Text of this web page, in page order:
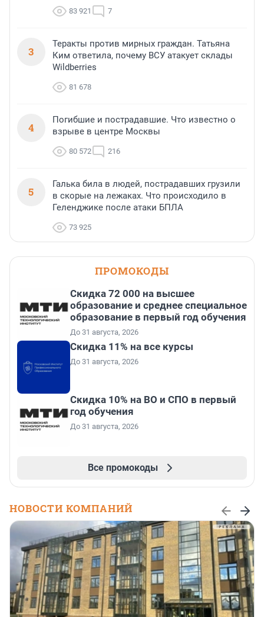
83 921 7
3
Теракты против мирных граждан. Татьяна
Ким ответила, почему ВСУ атакует склады
Wildberries
81 678
4
Погибшие и пострадавшие. Что известно о
взрыве в центре Москвы
80 572 216
5
Галька била в людей, пострадавших грузили
в скорые на лежаках. Что происходило в
Геленджике после атаки БПЛА
73 925
ПРОМОКОДЫ
Скидка 72 000 на высшее
образование и среднее специальное
образование в первый год обучения
До 31 августа, 2026
Скидка 11% на все курсы
До 31 августа, 2026
Скидка 10% на ВО и СПО в первый
год обучения
До 31 августа, 2026
Все промокоды
НОВОСТИ КОМПАНИЙ